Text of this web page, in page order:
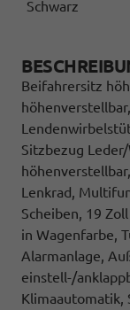
Schwarz
Beifahrersitz
Sitzbezug
Lenkrad,
Scheiben, 19
in Wagenfarbe,
Alarmanlage,
einstell-/
Klimaautomatik,